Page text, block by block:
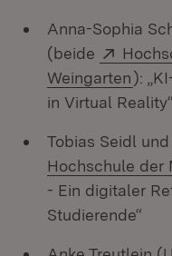
Anna-Sophia
(beide
Weingarten):
in Virtual
Tobias Seidl
Hochschule der
- Ein digitaler
Studierende“